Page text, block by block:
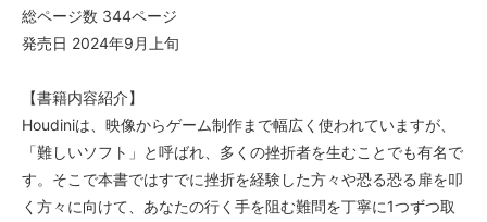
総ページ数 344ページ
発売日 2024年9月上旬
【書籍内容紹介】
Houdiniは、映像からゲーム制作まで幅広く使われていますが、
「難しいソフト」と呼ばれ、多くの挫折者を生むことでも有名で
す。そこで本書ではすでに挫折を経験した方々や恐る恐る扉を叩
く方々に向けて、あなたの行く手を阻む難問を丁寧に1つずつ取